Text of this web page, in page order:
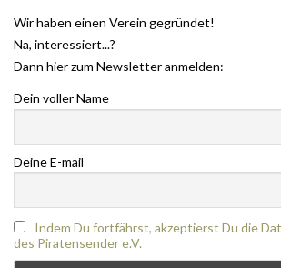
Wir haben einen Verein gegründet!
Na, interessiert...?
Dann hier zum Newsletter anmelden:
Dein voller Name
Deine E-mail
Indem Du fortfährst, akzeptierst Du die
des Piratensender e.V.